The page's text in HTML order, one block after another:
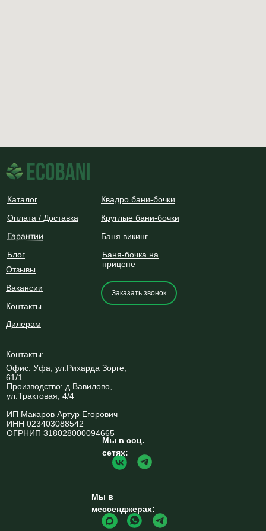
Каталог
Вакансии
Оплата / Доставка
Гарантии
Контакты
Дилерам
Блог
Отзывы
Квадро бани-бочки
Круглые бани-бочки
Баня викинг
Баня-бочка на
прицепе
Контакты:
Офис: Уфа, ул.Рихарда Зорге,
61/1
Производство: д.Вавилово,
ул.Трактовая, 4/4
ИП Макаров Артур Егорович
ИНН 023403088542
ОГРНИП 318028000094665
Заказать звонок
Мы в соц.
сетях:
Мы в
мессенджерах: